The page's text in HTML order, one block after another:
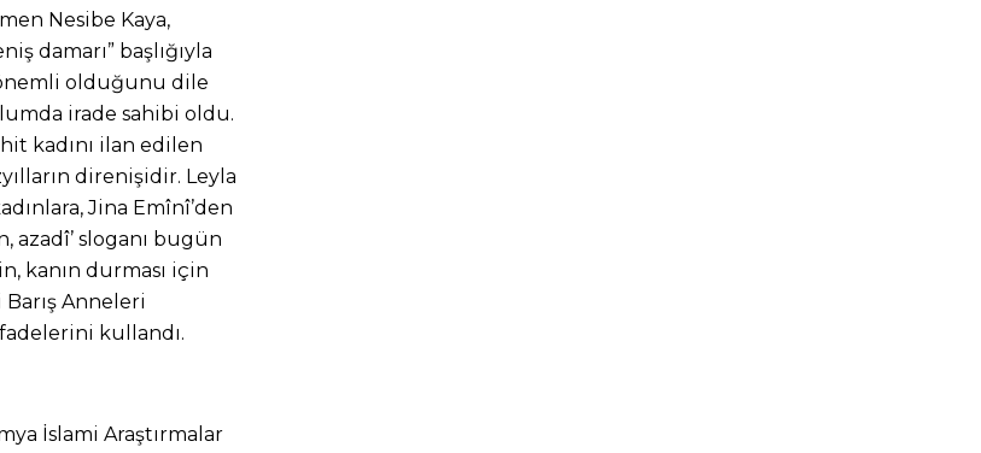
Nesibe Kaya,
damarı” başlığıyla
önemli olduğunu dile
irade sahibi oldu.
kadını ilan edilen
direnişidir. Leyla
Jina Emînî’den
azadî’ sloganı bugün
kanın durması için
Anneleri
kullandı.
İslami Araştırmalar